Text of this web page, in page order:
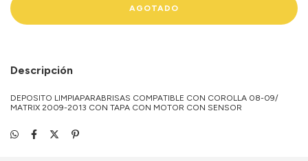
Descripción
DEPOSITO LIMPIAPARABRISAS COMPATIBLE CON COROLLA 08-09/
MATRIX 2009-2013 CON TAPA CON MOTOR CON SENSOR